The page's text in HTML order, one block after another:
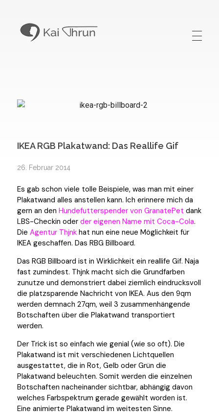
IKEA RGB Plakatwand: Das Reallife Gif
26. Februar 2014
Es gab schon viele tolle Beispiele, was man mit einer
Plakatwand alles anstellen kann. Ich erinnere mich da
gern an den Hundefutterspender von GranatePet dank
LBS-Checkin oder der eigenen Name mit Coca-Cola.
Die Agentur Thjnk hat nun eine neue Möglichkeit für
IKEA geschaffen. Das RBG Billboard.
Das RGB Billboard ist in Wirklichkeit ein reallife Gif. Naja
fast zumindest. Thjnk macht sich die Grundfarben
zunutze und demonstriert dabei ziemlich eindrucksvoll
die platzsparende Nachricht von IKEA. Aus den 9qm
werden demnach 27qm, weil 3 zusammenhängende
Botschaften über die Plakatwand transportiert
werden.
Der Trick ist so einfach wie genial (wie so oft). Die
Plakatwand ist mit verschiedenen Lichtquellen
ausgestattet, die in Rot, Gelb oder Grün die
Plakatwand beleuchten. Somit werden die einzelnen
Botschaften nacheinander sichtbar, abhängig davon
welches Farbspektrum gerade gewählt worden ist.
Eine animierte Plakatwand im weitesten Sinne.